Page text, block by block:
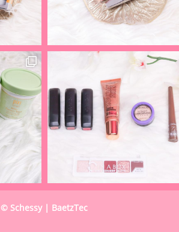
© Schessy | BaetzTec